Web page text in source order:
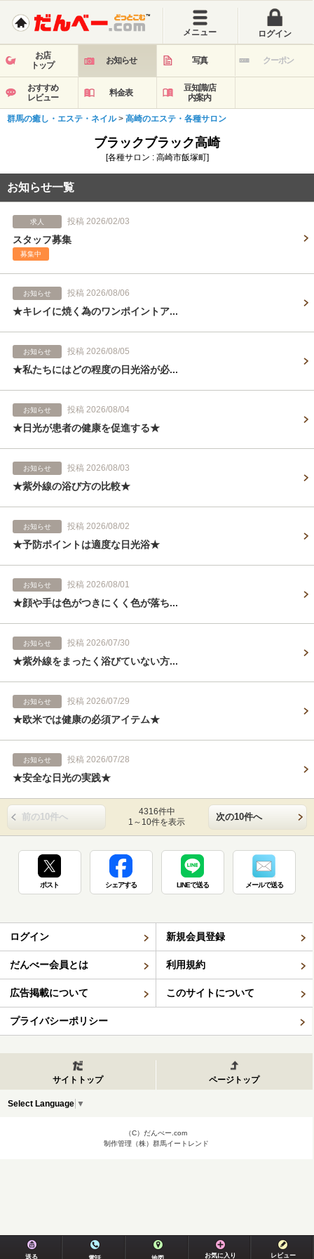
メニュー ログイン
お店
トップ
お知らせ 写真 クーポン
おすすめ
レビュー
料金表
豆知識/店
内案内
群馬の癒し・エステ・ネイル> 高崎のエステ・各種サロン
ブラックブラック高崎
[各種サロン : 高崎市飯塚町]
お知らせ一覧
求人 投稿 2026/02/03
スタッフ募集
募集中
お知らせ 投稿 2026/08/06
★キレイに焼く為のワンポイントア...
お知らせ 投稿 2026/08/05
★私たちにはどの程度の日光浴が必...
お知らせ 投稿 2026/08/04
★日光が患者の健康を促進する★
お知らせ 投稿 2026/08/03
★紫外線の浴び方の比較★
お知らせ 投稿 2026/08/02
★予防ポイントは適度な日光浴★
お知らせ 投稿 2026/08/01
★顔や手は色がつきにくく色が落ち...
お知らせ 投稿 2026/07/30
★紫外線をまったく浴びていない方...
お知らせ 投稿 2026/07/29
★欧米では健康の必須アイテム★
お知らせ 投稿 2026/07/28
★安全な日光の実践★
前の10件へ
4316件中
1～10件を表示
次の10件へ
ポスト シェアする LINEで送る メールで送る
ログイン 新規会員登録
だんべー会員とは 利用規約
広告掲載について このサイトについて
プライバシーポリシー
サイトトップ ページトップ
Select Language ▼
（C）だんべー.com
制作管理（株）群馬イートレンド
送る お気に入り レビュー